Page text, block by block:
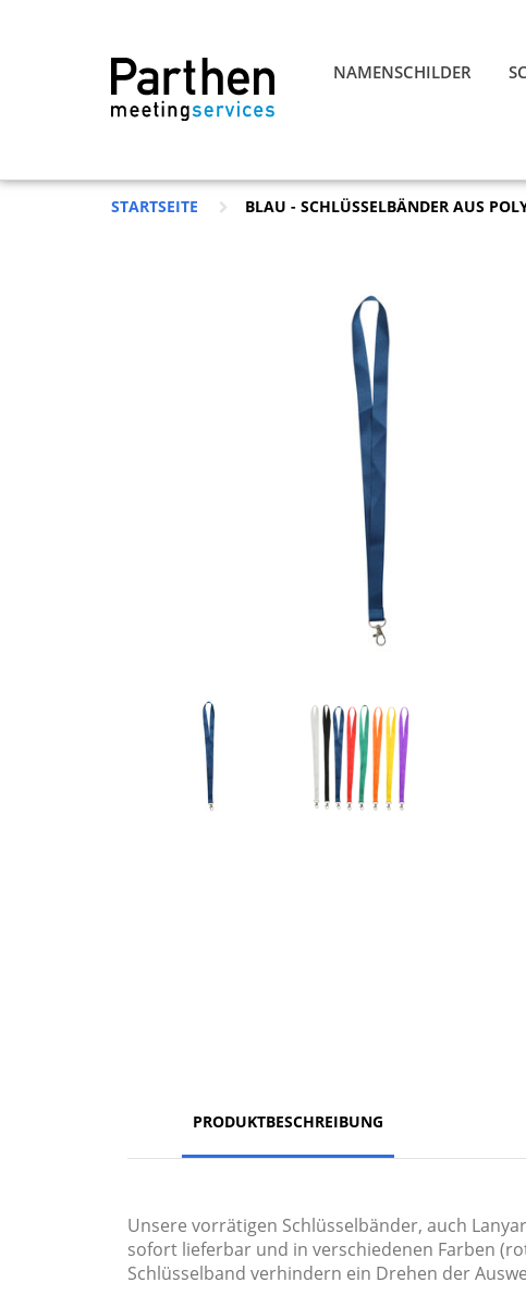
NAMENSCHILDER
STARTSEITE BLAU - SCHLÜSSELBÄNDER AUS
PRODUKTBESCHREIBUNG
Unsere vorrätigen Schlüsselbänder, auch
sofort lieferbar und in verschiedenen Farben
Schlüsselband verhindern ein Drehen der